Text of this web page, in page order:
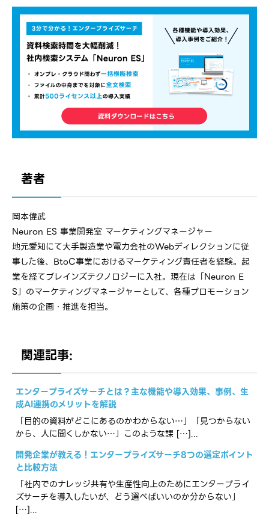
著者
岡本偉武
Neuron ES 事業開発室 マーケティングマネージャー
地元愛知にて大手製造業や電力会社のWebディレクションに従
事した後、BtoC事業におけるマーケティング責任者を経験。起
業を経てブレインズテクノロジーに入社。現在は「Neuron E
S」のマーケティングマネージャーとして、各種プロモーション
施策の企画・推進を担当。
関連記事:
エンタープライズサーチとは？​主な​機能や導入効果、​事例、​生
成AI連携の​メリットを​解説
「目的の​資料が​どこに​あるのかわからない…」​「見つからない
から、​人に​聞くしかない…」​このような​課 […]...
開発企業が教える！エンタープライズサーチ8つの選定ポイント
と比較方法
「社内でのナレッジ共有や生産性向上のためにエンタープライ
ズサーチを導入したいが、どう選べばいいのか分からない」
[…]...